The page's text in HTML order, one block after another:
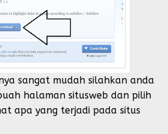
sangat mudah silahkan anda
halaman situsweb dan pilih
apa yang terjadi pada situs